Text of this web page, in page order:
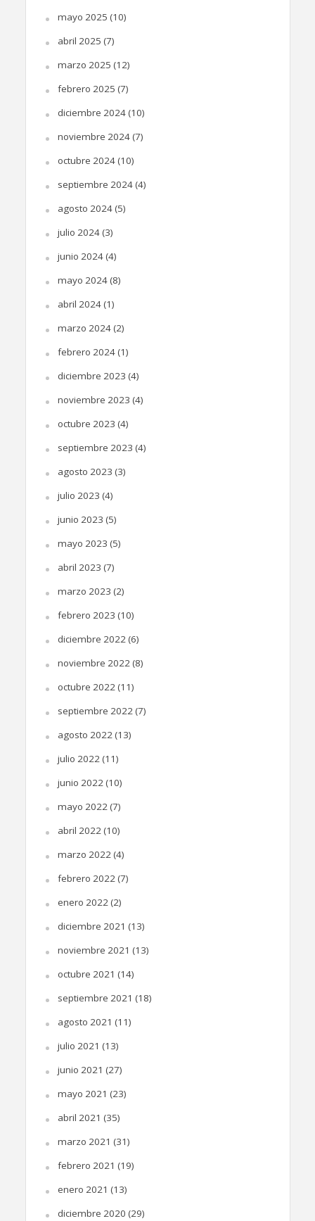
mayo 2025 (10)
abril 2025 (7)
marzo 2025 (12)
febrero 2025 (7)
diciembre 2024(10)
noviembre 2024(7)
octubre 2024(10)
septiembre 2024(4)
agosto 2024(5)
julio 2024(3)
junio 2024(4)
mayo 2024(8)
abril 2024(1)
marzo 2024(2)
febrero 2024(1)
diciembre 2023 (4)
noviembre 2023 (4)
octubre 2023 (4)
septiembre 2023 (4)
agosto 2023 (3)
julio 2023 (4)
junio 2023 (5)
mayo 2023 (5)
abril 2023 (7)
marzo 2023 (2)
febrero 2023 (10)
diciembre 2022 (6)
noviembre 2022 (8)
octubre 2022 (11)
septiembre 2022 (7)
agosto 2022 (13)
julio 2022 (11)
junio 2022 (10)
mayo 2022 (7)
abril 2022 (10)
marzo 2022 (4)
febrero 2022 (7)
enero 2022 (2)
diciembre 2021 (13)
noviembre 2021 (13)
octubre 2021 (14)
septiembre 2021 (18)
agosto 2021 (11)
julio 2021 (13)
junio 2021 (27)
mayo 2021 (23)
abril 2021 (35)
marzo 2021 (31)
febrero 2021 (19)
enero 2021 (13)
diciembre 2020 (29)